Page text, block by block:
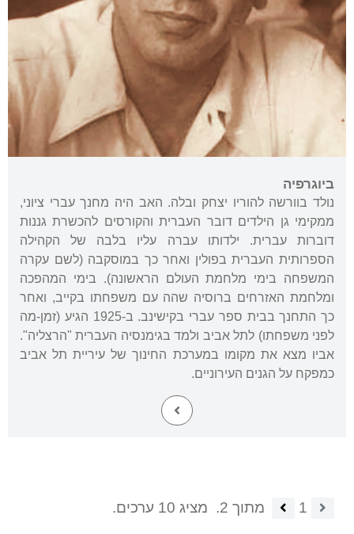
ביוגרפיה
נולד בוורשה להוריו יצחק ובלה. האב היה מחנך עברי ציוני,
ממקימי גן הילדים דובר העברית והקורסים להכשרת גננות
דוברות עברית. ילדותו עברה עליו בלבה של הקהילה
הספרותית העברית בפולין ואחר כך במוסקבה (לשם עקרה
המשפחה בימי מלחמת העולם הראשונה). בימי המהפכה
ומלחמת האזרחים ברוסיה שהה עם משפחתו בקייב, ואחר
כך התחנך בבית ספר עברי בקישינב. ב-1925 הגיע (זמן-מה
לפני משפחתו) לתל אביב ולמד בגימנסיה העברית "הרצליה".
אביו מצא את מקומו במערכת החינוך של עיריית תל אביב
כמפקח על הגנים העירוניים.
1 מתוך 2. מציג 10 ערכים.